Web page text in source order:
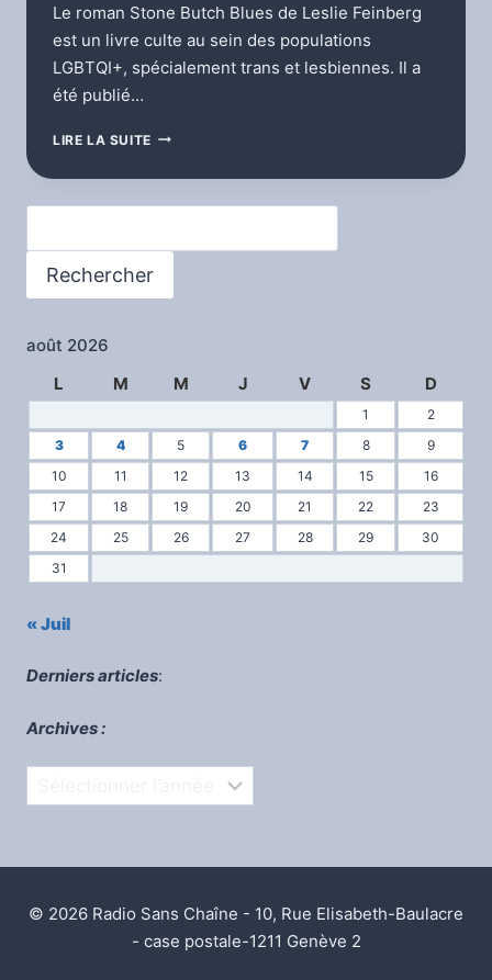
Le roman Stone Butch Blues de Leslie Feinberg
est un livre culte au sein des populations
LGBTQI+, spécialement trans et lesbiennes. Il a
été publié…
LIRE LA SUITE CULTURE
Rechercher
août 2026
L
M M J V S D
1
2
3
4 5 6 7 8
9
10
11 12 13 14 15
16
17
18 19 20 21 22
23
24
25 26 27 28 29
30
31
« Juil
Derniers articles:
Archives :
© 2026 Radio Sans Chaîne - 10, Rue Elisabeth-Baulacre
- case postale-1211 Genève 2